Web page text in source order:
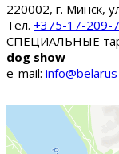
220002, г. Минск,
Тел. +375-17-209-
СПЕЦИАЛЬНЫЕ
dog show
e-mail: